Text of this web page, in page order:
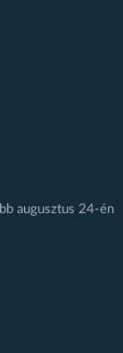
augusztus 24-én